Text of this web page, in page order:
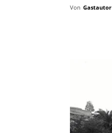
Von Gastautor